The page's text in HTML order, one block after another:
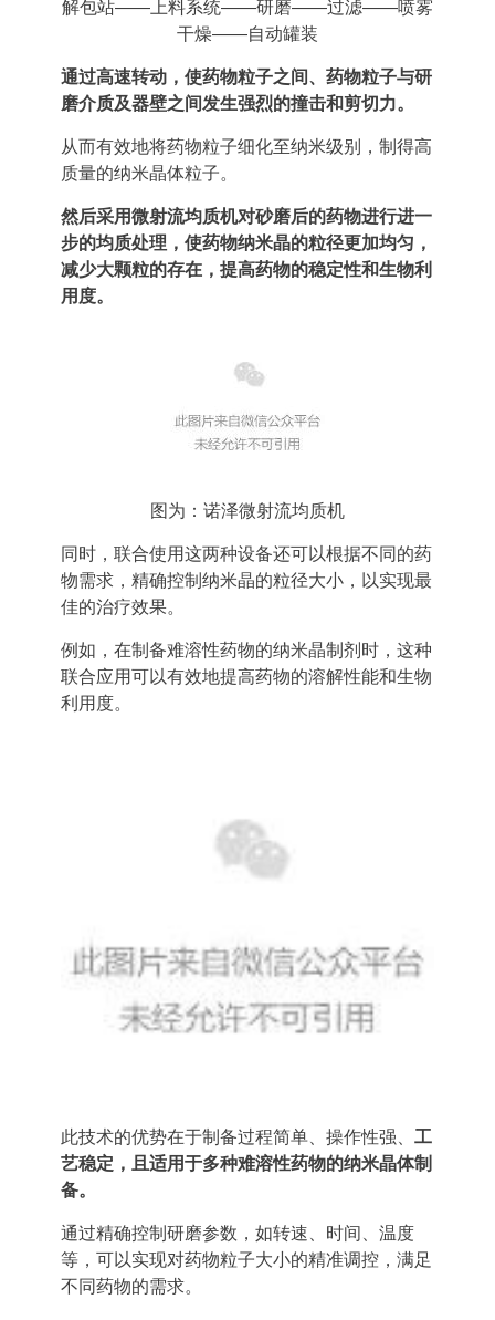
解包站——上料系统——研磨——过滤——喷雾
干燥——自动罐装
通过高速转动，使药物粒子之间、药物粒子与研
磨介质及器壁之间发生强烈的撞击和剪切力。
从而有效地将药物粒子细化至纳米级别，制得高
质量的纳米晶体粒子。
然后采用微射流均质机对砂磨后的药物进行进一
步的均质处理，使药物纳米晶的粒径更加均匀，
减少大颗粒的存在，提高药物的稳定性和生物利
用度。
图为：诺泽微射流均质机
同时，联合使用这两种设备还可以根据不同的药
物需求，精确控制纳米晶的粒径大小，以实现最
佳的治疗效果。
例如，在制备难溶性药物的纳米晶制剂时，这种
联合应用可以有效地提高药物的溶解性能和生物
利用度。
此技术的优势在于制备过程简单、操作性强、 工
艺稳定，且适用于多种难溶性药物的纳米晶体制
备。
通过精确控制研磨参数，如转速、时间、温度
等，可以实现对药物粒子大小的精准调控，满足
不同药物的需求。